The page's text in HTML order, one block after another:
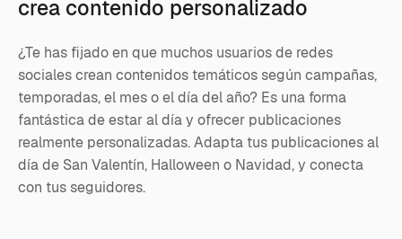
crea contenido personalizado
¿Te has fijado en que muchos usuarios de redes
sociales crean contenidos temáticos según campañas,
temporadas, el mes o el día del año? Es una forma
fantástica de estar al día y ofrecer publicaciones
realmente personalizadas. Adapta tus publicaciones al
día de San Valentín, Halloween o Navidad, y conecta
con tus seguidores.